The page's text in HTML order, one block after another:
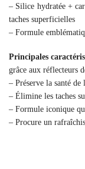
– Silice hydratée +
taches superficielles
– Formule
Principales
grâce aux réflecteurs
– Préserve la santé
– Élimine les taches
– Formule iconique
– Procure un